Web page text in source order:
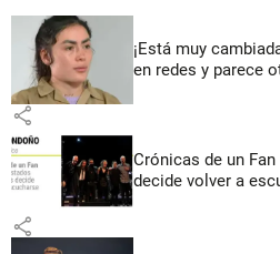
¡Está muy
en redes y parece
share
Crónicas de un
decide volver a
share